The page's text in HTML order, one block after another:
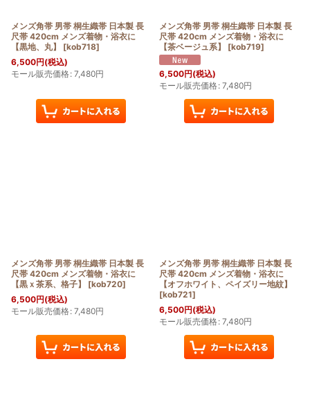
メンズ角帯 男帯 桐生織帯 日本製 長
尺帯 420cm メンズ着物・浴衣に
【黒地、丸】
[kob718]
6,500円(税込)
モール販売価格: 7,480円
メンズ角帯 男帯 桐生織帯 日本製 長
尺帯 420cm メンズ着物・浴衣に
【茶ベージュ系】
[kob719]
6,500円(税込)
モール販売価格: 7,480円
メンズ角帯 男帯 桐生織帯 日本製 長
尺帯 420cm メンズ着物・浴衣に
【黒ｘ茶系、格子】
[kob720]
6,500円(税込)
モール販売価格: 7,480円
メンズ角帯 男帯 桐生織帯 日本製 長
尺帯 420cm メンズ着物・浴衣に
【オフホワイト、ペイズリー地紋】
[kob721]
6,500円(税込)
モール販売価格: 7,480円